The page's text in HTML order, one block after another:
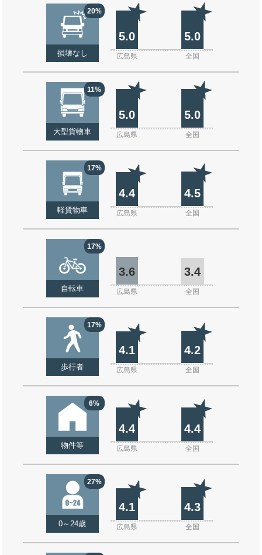
20%
損壊なし
5.0 5.0
広島県 全国
11%
大型貨物車
5.0 5.0
広島県 全国
17%
軽貨物車
4.4 4.5
広島県 全国
17%
自転車
3.6 3.4
広島県 全国
17%
歩行者
4.1 4.2
広島県 全国
6%
物件等
4.4 4.4
広島県 全国
27%
0～24歳
4.1 4.3
広島県 全国